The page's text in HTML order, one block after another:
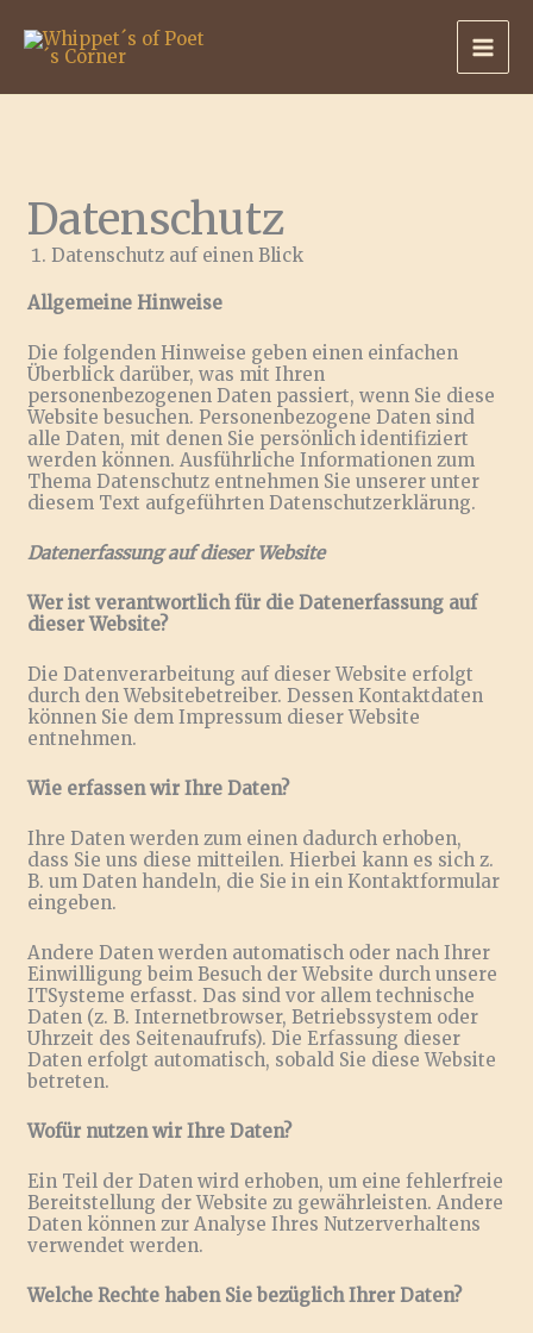
Inhalt
springen
Datenschutz
Datenschutz auf einen Blick
Allgemeine Hinweise
Die folgenden Hinweise geben einen einfachen
Überblick darüber, was mit Ihren
personenbezogenen Daten passiert, wenn Sie diese
Website besuchen. Personenbezogene Daten sind
alle Daten, mit denen Sie persönlich identifiziert
werden können. Ausführliche Informationen zum
Thema Datenschutz entnehmen Sie unserer unter
diesem Text aufgeführten Datenschutzerklärung.
Datenerfassung auf dieser Website
Wer ist verantwortlich für die Datenerfassung auf
dieser Website?
Die Datenverarbeitung auf dieser Website erfolgt
durch den Websitebetreiber. Dessen Kontaktdaten
können Sie dem Impressum dieser Website
entnehmen.
Wie erfassen wir Ihre Daten?
Ihre Daten werden zum einen dadurch erhoben,
dass Sie uns diese mitteilen. Hierbei kann es sich z.
B. um Daten handeln, die Sie in ein Kontaktformular
eingeben.
Andere Daten werden automatisch oder nach Ihrer
Einwilligung beim Besuch der Website durch unsere
ITSysteme erfasst. Das sind vor allem technische
Daten (z. B. Internetbrowser, Betriebssystem oder
Uhrzeit des Seitenaufrufs). Die Erfassung dieser
Daten erfolgt automatisch, sobald Sie diese Website
betreten.
Wofür nutzen wir Ihre Daten?
Ein Teil der Daten wird erhoben, um eine fehlerfreie
Bereitstellung der Website zu gewährleisten. Andere
Daten können zur Analyse Ihres Nutzerverhaltens
verwendet werden.
Welche Rechte haben Sie bezüglich Ihrer Daten?